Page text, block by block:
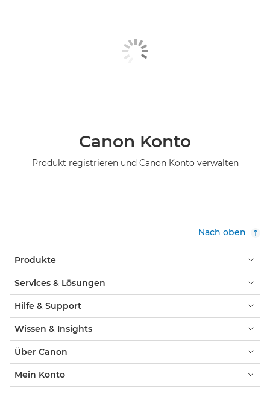
Canon Konto
Produkt registrieren und Canon Konto verwalten
Nach oben
Produkte
Services & Lösungen
Hilfe & Support
Wissen & Insights
Über Canon
Mein Konto